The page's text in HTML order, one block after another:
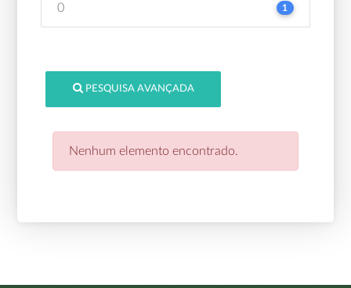
0 1
PESQUISA AVANÇADA
Nenhum elemento encontrado.